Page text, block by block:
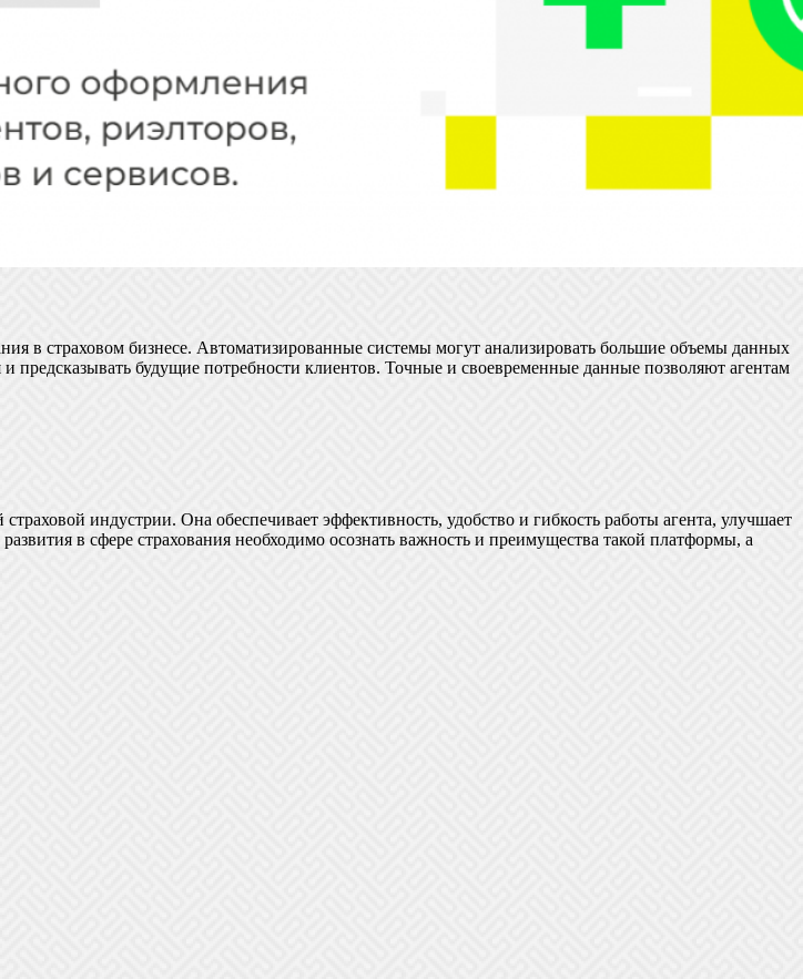
в страховом бизнесе. Автоматизированные системы могут анализировать большие объемы данных
будущие потребности клиентов. Точные и своевременные данные позволяют агентам
индустрии. Она обеспечивает эффективность, удобство и гибкость работы агента, улучшает
в сфере страхования необходимо осознать важность и преимущества такой платформы, а